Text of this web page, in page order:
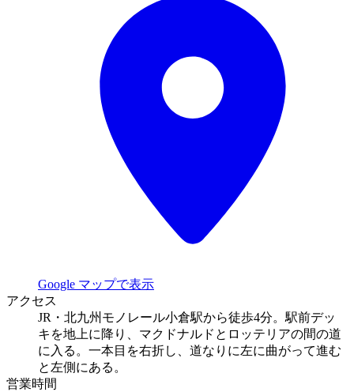
Google マップで表示
アクセス
JR・北九州モノレール小倉駅から徒歩4分。駅前デッ
キを地上に降り、マクドナルドとロッテリアの間の道
に入る。一本目を右折し、道なりに左に曲がって進む
と左側にある。
営業時間